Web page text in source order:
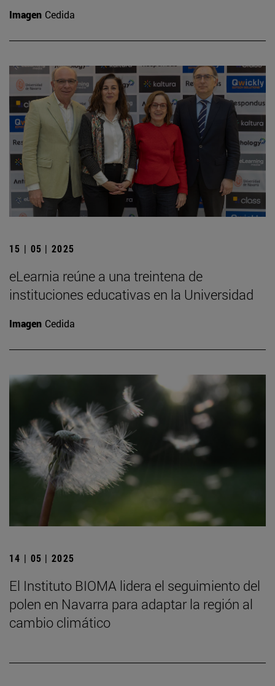
Imagen Cedida
15 | 05 | 2025
eLearnia reúne a una treintena de
instituciones educativas en la Universidad
Imagen Cedida
14 | 05 | 2025
El Instituto BIOMA lidera el seguimiento del
polen en Navarra para adaptar la región al
cambio climático